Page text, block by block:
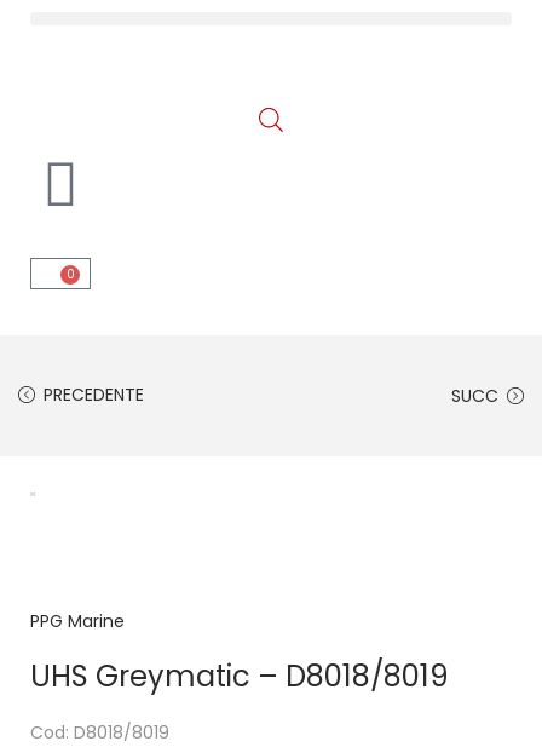
0
PRECEDENTE SUCC
PPG Marine
UHS Greymatic – D8018/8019
Cod: D8018/8019